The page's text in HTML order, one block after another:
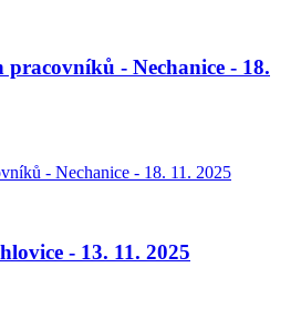
- Nechanice - 18.
- Nechanice - 18. 11. 2025
- 13. 11. 2025